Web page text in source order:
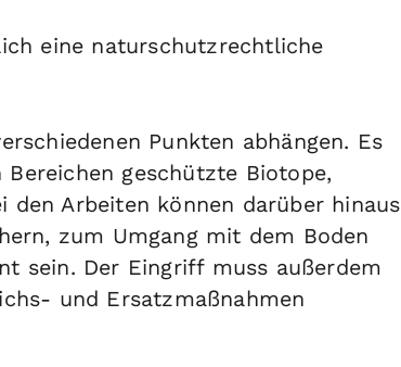
eine naturschutzrechtliche
Punkten abhängen. Es
geschützte Biotope,
den Arbeiten können darüber hinaus
zum Umgang mit dem Boden
sein. Der Eingriff muss außerdem
und Ersatzmaßnahmen